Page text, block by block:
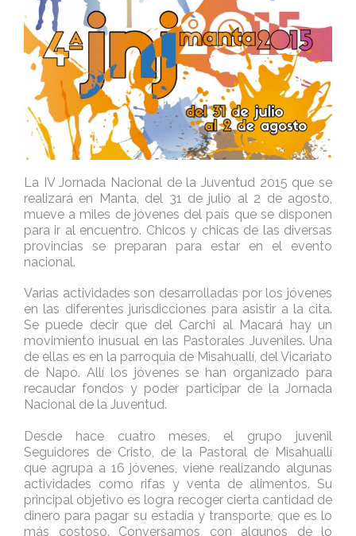
La IV Jornada Nacional de la Juventud 2015 que se
realizará en Manta, del 31 de julio al 2 de agosto,
mueve a miles de jóvenes del país que se disponen
para ir al encuentro. Chicos y chicas de las diversas
provincias se preparan para estar en el evento
nacional.
Varias actividades son desarrolladas por los jóvenes
en las diferentes jurisdicciones para asistir a la cita.
Se puede decir que del Carchi al Macará hay un
movimiento inusual en las Pastorales Juveniles. Una
de ellas es en la parroquia de Misahuallí, del Vicariato
de Napo. Allí los jóvenes se han organizado para
recaudar fondos y poder participar de la Jornada
Nacional de la Juventud.
Desde hace cuatro meses, el grupo juvenil
Seguidores de Cristo, de la Pastoral de Misahuallí
que agrupa a 16 jóvenes, viene realizando algunas
actividades como rifas y venta de alimentos. Su
principal objetivo es logra recoger cierta cantidad de
dinero para pagar su estadía y transporte, que es lo
más costoso. Conversamos con algunos de lo